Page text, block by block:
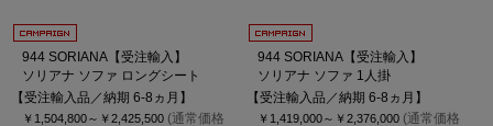
944 SORIANA【受注輸入】
ソリアナ ソファ ロングシート
【受注輸入品／納期 6-8ヵ月】
￥1,504,800～ ￥2,425,500 (通常価格
944 SORIANA【受注輸入】
ソリアナ ソファ 1人掛
【受注輸入品／納期 6-8ヵ月】
￥1,419,000～ ￥2,376,000 (通常価格